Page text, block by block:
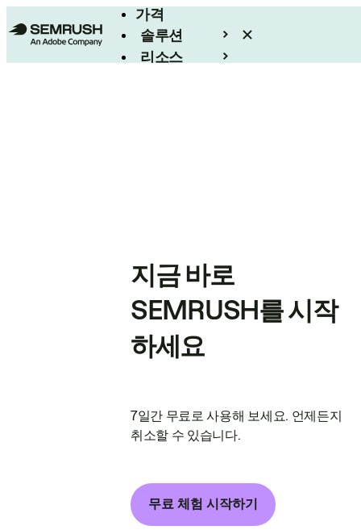
가격
솔루션
리소스
지금 바로
SEMRUSH를 시작
하세요
7일간 무료로 사용해 보세요. 언제든지
취소할 수 있습니다.
무료 체험 시작하기